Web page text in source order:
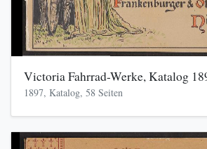
Victoria Fahrrad-Werke, Katalog
1897, Katalog, 58 Seiten